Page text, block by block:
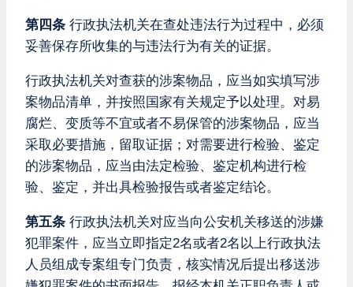
第四条 行政执法机关在查处违法行为过程中，必须
妥善保存所收集的与违法行为有关的证据。
行政执法机关对查获的涉案物品，应当如实填写涉
案物品清单，并按照国家有关规定予以处理。对易
腐烂、变质等不宜或者不易保管的涉案物品，应当
采取必要措施，留取证据；对需要进行检验、鉴定
的涉案物品，应当由法定检验、鉴定机构进行检
验、鉴定，并出具检验报告或者鉴定结论。
第五条 行政执法机关对应当向公安机关移送的涉嫌
犯罪案件，应当立即指定2名或者2名以上行政执法
人员组成专案组专门负责，核实情况后提出移送涉